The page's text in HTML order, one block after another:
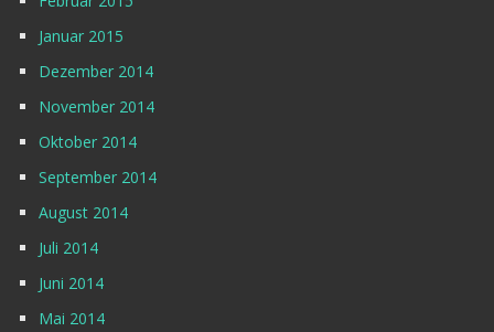
Januar 2015
Dezember 2014
November 2014
Oktober 2014
September 2014
August 2014
Juli 2014
Juni 2014
Mai 2014